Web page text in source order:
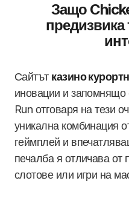
Защо
предизвика
Сайтът казино
иновации и запомнящо
Run отговаря на тези
уникална комбинация
геймплей и
печалба я отличава от
слотове или игри на